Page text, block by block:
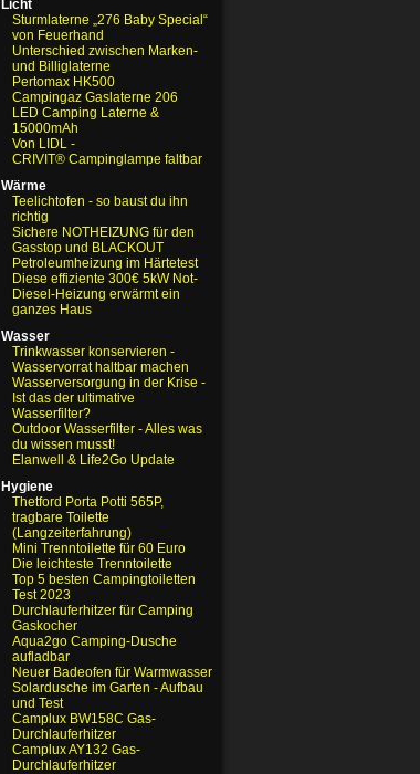
Licht
Sturmlaterne „276 Baby Special“
von Feuerhand
Unterschied zwischen Marken-
und Billiglaterne
Pertomax HK500
Campingaz Gaslaterne 206
LED Camping Laterne &
15000mAh
Von LIDL -
CRIVIT® Campinglampe faltbar
Wärme
Teelichtofen - so baust du ihn
richtig
Sichere NOTHEIZUNG für den
Gasstop und BLACKOUT
Petroleumheizung im Härtetest
Diese effiziente 300€ 5kW Not-
Diesel-Heizung erwärmt ein
ganzes Haus
Wasser
Trinkwasser konservieren -
Wasservorrat haltbar machen
Wasserversorgung in der Krise -
Ist das der ultimative
Wasserfilter?
Outdoor Wasserfilter - Alles was
du wissen musst!
Elanwell & Life2Go Update
Hygiene
Thetford Porta Potti 565P,
tragbare Toilette
(Langzeiterfahrung)
Mini Trenntoilette für 60 Euro
Die leichteste Trenntoilette
Top 5 besten Campingtoiletten
Test 2023
Durchlauferhitzer für Camping
Gaskocher
Aqua2go Camping-Dusche
aufladbar
Neuer Badeofen für Warmwasser
Solardusche im Garten - Aufbau
und Test
Camplux BW158C Gas-
Durchlauferhitzer
Camplux AY132 Gas-
Durchlauferhitzer